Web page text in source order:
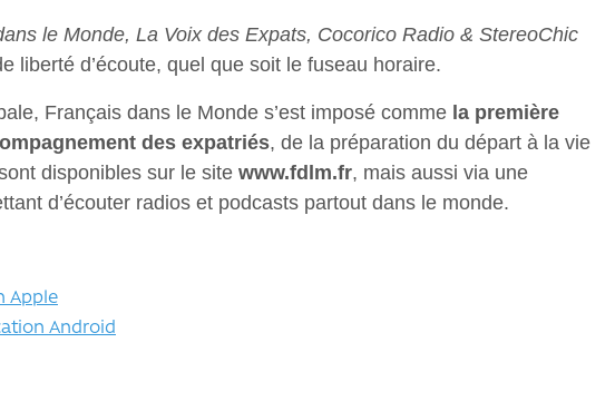
le Monde, La Voix des Expats, Cocorico Radio & StereoChic
liberté d’écoute, quel que soit le fuseau horaire.
Français dans le Monde s’est imposé comme la première
des expatriés, de la préparation du départ à la vie
disponibles sur le site www.fdlm.fr, mais aussi via une
d’écouter radios et podcasts partout dans le monde.
Apple
Android